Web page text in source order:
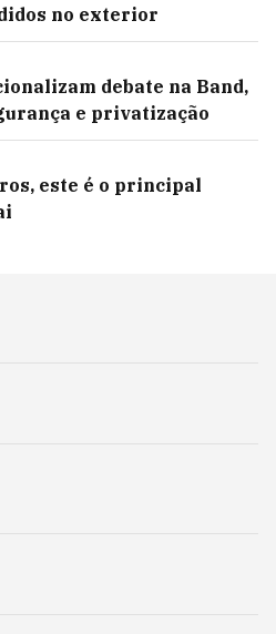
no exterior
debate na Band,
e privatização
este é o principal